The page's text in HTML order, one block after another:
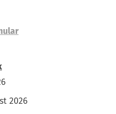
2026